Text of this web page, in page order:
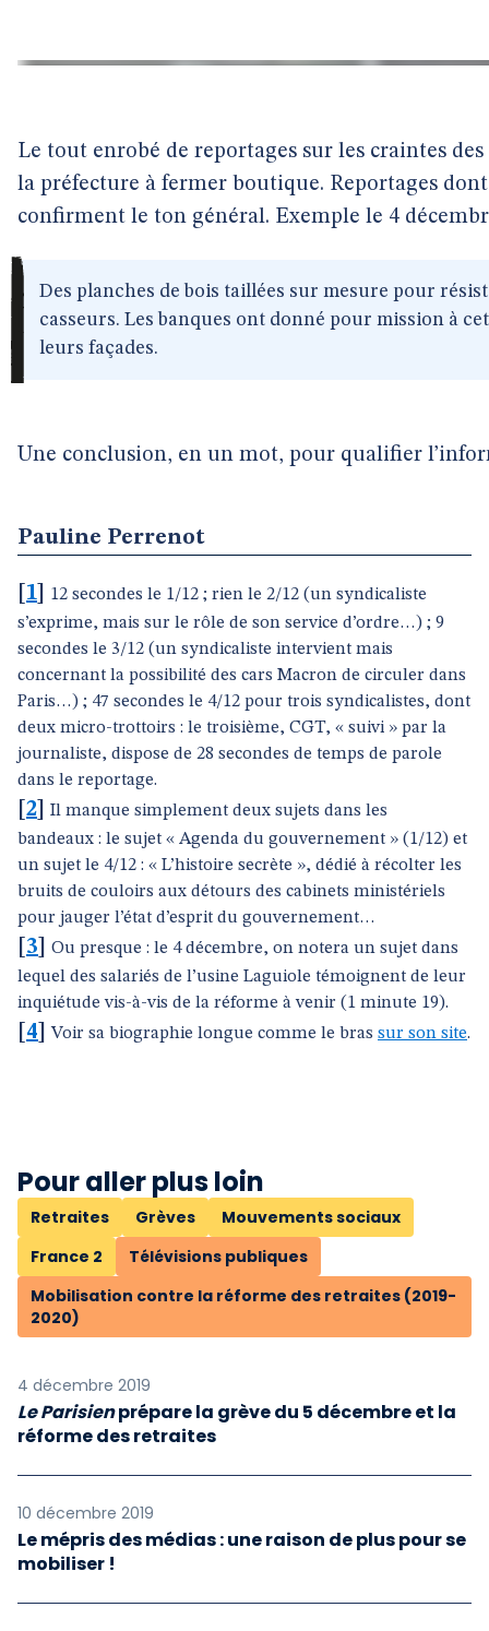
Le tout enrobé de reportages sur les craintes
la préfecture à fermer boutique. Reportages
confirment le ton général. Exemple le 4
Des planches de bois taillées sur mesure pour
casseurs. Les banques ont donné pour mission à
leurs façades.
Une conclusion, en un mot, pour qualifier
Pauline Perrenot
1
12 secondes le 1/12 ; rien le 2/12 (un syndicaliste
s’exprime, mais sur le rôle de son service d’ordre…) ; 9
secondes le 3/12 (un syndicaliste intervient mais
concernant la possibilité des cars Macron de circuler dans
Paris…) ; 47 secondes le 4/12 pour trois syndicalistes, dont
deux micro-trottoirs : le troisième, CGT, « suivi » par la
journaliste, dispose de 28 secondes de temps de parole
dans le reportage.
2
Il manque simplement deux sujets dans les
bandeaux : le sujet « Agenda du gouvernement » (1/12) et
un sujet le 4/12 : « L’histoire secrète », dédié à récolter les
bruits de couloirs aux détours des cabinets ministériels
pour jauger l’état d’esprit du gouvernement…
3
Ou presque : le 4 décembre, on notera un sujet dans
lequel des salariés de l’usine Laguiole témoignent de leur
inquiétude vis-à-vis de la réforme à venir (1 minute 19).
4 ]Voir sa biographie longue comme le bras sur son site.
Pour aller plus loin
Retraites Grèves
Mouvements sociaux
France 2
Télévisions publiques
Mobilisation contre la réforme des retraites (2019-
2020)
4 décembre 2019
Le Parisienprépare la grève du 5 décembre et la
réforme des retraites
10 décembre 2019
Le mépris des médias : une raison de plus pour se
mobiliser !